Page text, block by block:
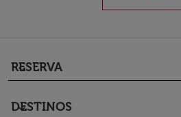
RESERVA
keyboard_arrow_down
DESTINOS
keyboard_arrow_down